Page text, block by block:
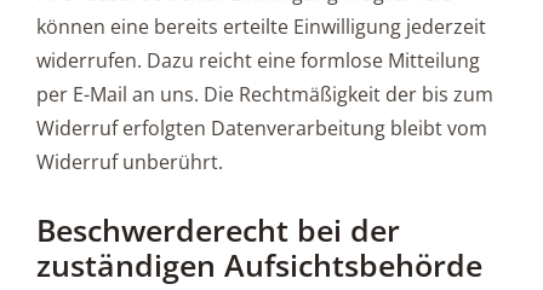
können eine bereits erteilte Einwilligung jederzeit
widerrufen. Dazu reicht eine formlose Mitteilung
per E-Mail an uns. Die Rechtmäßigkeit der bis zum
Widerruf erfolgten Datenverarbeitung bleibt vom
Widerruf unberührt.
Beschwerderecht bei der
zuständigen Aufsichtsbehörde